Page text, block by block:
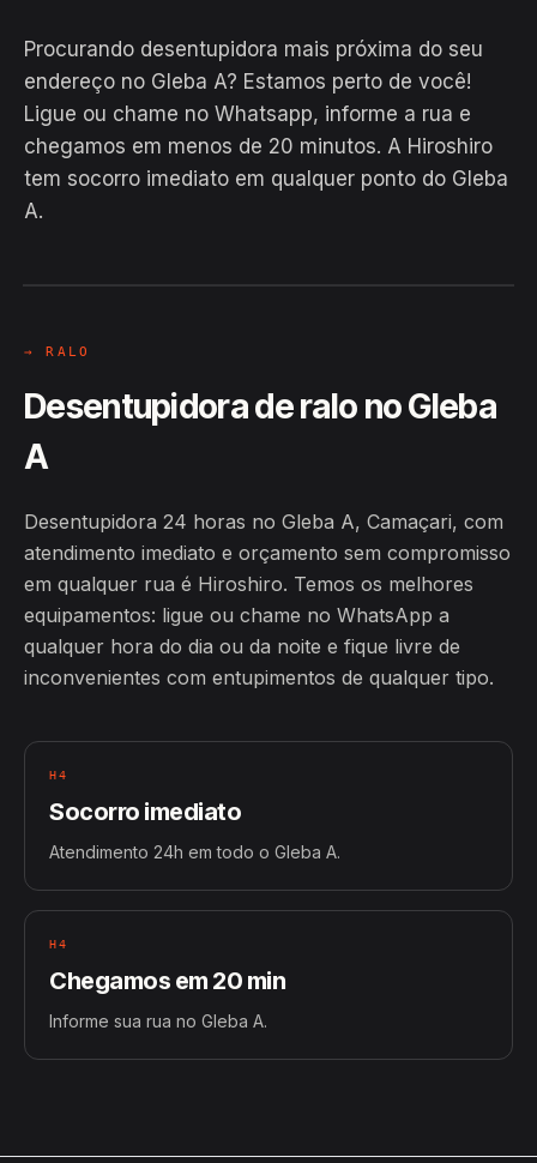
Procurando desentupidora mais próxima do seu
endereço no Gleba A? Estamos perto de você!
Ligue ou chame no Whatsapp, informe a rua e
chegamos em menos de 20 minutos. A Hiroshiro
tem socorro imediato em qualquer ponto do Gleba
A.
→ RALO
Desentupidora de ralo no Gleba
A
Desentupidora 24 horas no Gleba A, Camaçari, com
atendimento imediato e orçamento sem compromisso
em qualquer rua é Hiroshiro. Temos os melhores
equipamentos: ligue ou chame no WhatsApp a
qualquer hora do dia ou da noite e fique livre de
inconvenientes com entupimentos de qualquer tipo.
H4
Socorro imediato
Atendimento 24h em todo o Gleba A.
H4
Chegamos em 20 min
Informe sua rua no Gleba A.